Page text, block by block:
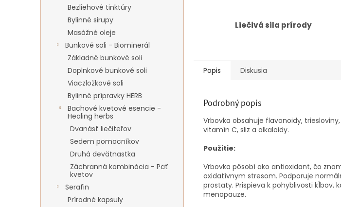
Bezliehové tinktúry
Bylinné sirupy
Masážné oleje
Bunkové soli - Biominerál
Základné bunkové soli
Doplnkové bunkové soli
Viaczložkové soli
Bylinné prípravky HERB
Bachové kvetové esencie -
Healing herbs
Dvanásť liečiteľov
Sedem pomocníkov
Druhá devätnastka
Záchranná kombinácia - Päť
kvetov
Serafin
Prírodné kapsuly
Liečivá sila prírody
Popis Diskusia
Podrobný popis
Vrbovka obsahuje flavonoidy,
vitamín C, sliz a alkaloidy.
Použitie:
Vrbovka pôsobí ako antioxidant, čo
oxidatívnym stresom. Podporuje
prostaty. Prispieva k pohyblivosti
menopauze.